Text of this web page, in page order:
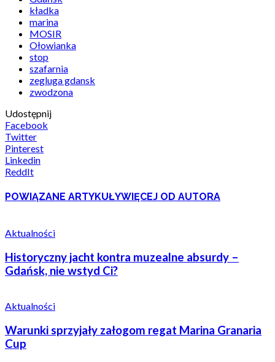
kładka
marina
MOSIR
Ołowianka
stop
szafarnia
zegluga gdansk
zwodzona
Udostępnij
Facebook
Twitter
Pinterest
Linkedin
ReddIt
POWIĄZANE ARTYKUŁYWIĘCEJ OD AUTORA
Aktualności
Historyczny jacht kontra muzealne absurdy –
Gdańsk, nie wstyd Ci?
Aktualności
Warunki sprzyjały załogom regat Marina Granaria
Cup